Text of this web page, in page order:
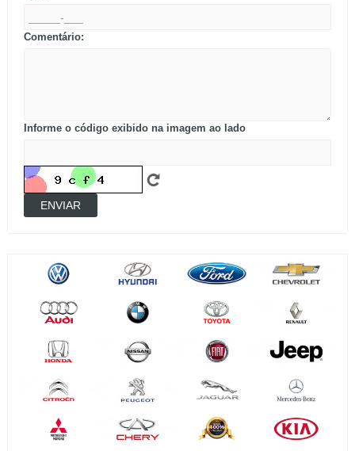
Comentário:
Informe o código exibido na imagem ao lado
ENVIAR